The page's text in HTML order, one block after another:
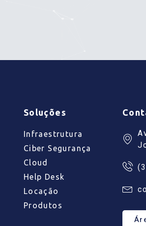
Soluções
Infraestrutura
Ciber Segurança
Cloud
Help Desk
Locação
Produtos